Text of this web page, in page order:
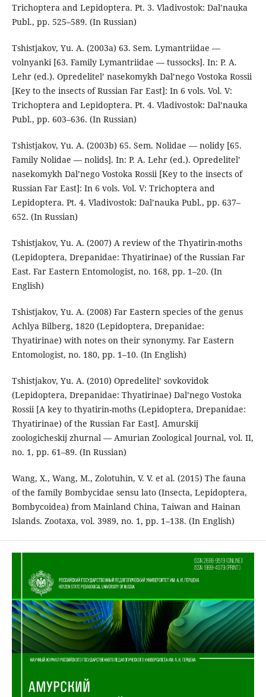
Trichoptera and Lepidoptera. Pt. 3. Vladivostok: Dal’nauka
Publ., pp. 525–589. (In Russian)
Tshistjakov, Yu. A. (2003a) 63. Sem. Lymantriidae —
volnyanki [63. Family Lymantriidae — tussocks]. In: P. A.
Lehr (ed.). Opredelitel’ nasekomykh Dal’nego Vostoka Rossii
[Key to the insects of Russian Far East]: In 6 vols. Vol. V:
Trichoptera and Lepidoptera. Pt. 4. Vladivostok: Dal’nauka
Publ., pp. 603–636. (In Russian)
Tshistjakov, Yu. A. (2003b) 65. Sem. Nolidae — nolidy [65.
Family Nolidae — nolids]. In: P. A. Lehr (ed.). Opredelitel’
nasekomykh Dal’nego Vostoka Rossii [Key to the insects of
Russian Far East]: In 6 vols. Vol. V: Trichoptera and
Lepidoptera. Pt. 4. Vladivostok: Dal’nauka Publ., pp. 637–
652. (In Russian)
Tshistjakov, Yu. A. (2007) A review of the Thyatirin-moths
(Lepidoptera, Drepanidae: Thyatirinae) of the Russian Far
East. Far Eastern Entomologist, no. 168, pp. 1–20. (In
English)
Tshistjakov, Yu. A. (2008) Far Eastern species of the genus
Achlya Bilberg, 1820 (Lepidoptera, Drepanidae:
Thyatirinae) with notes on their synonymy. Far Eastern
Entomologist, no. 180, pp. 1–10. (In English)
Tshistjakov, Yu. A. (2010) Opredelitel’ sovkovidok
(Lepidoptera, Drepanidae: Thyatirinae) Dal’nego Vostoka
Rossii [A key to thyatirin-moths (Lepidoptera, Drepanidae:
Thyatirinae) of the Russian Far East]. Amurskij
zoologicheskij zhurnal — Amurian Zoological Journal, vol. II,
no. 1, pp. 61–89. (In Russian)
Wang, X., Wang, M., Zolotuhin, V. V. et al. (2015) The fauna
of the family Bombycidae sensu lato (Insecta, Lepidoptera,
Bombycoidea) from Mainland China, Taiwan and Hainan
Islands. Zootaxa, vol. 3989, no. 1, pp. 1–138. (In English)